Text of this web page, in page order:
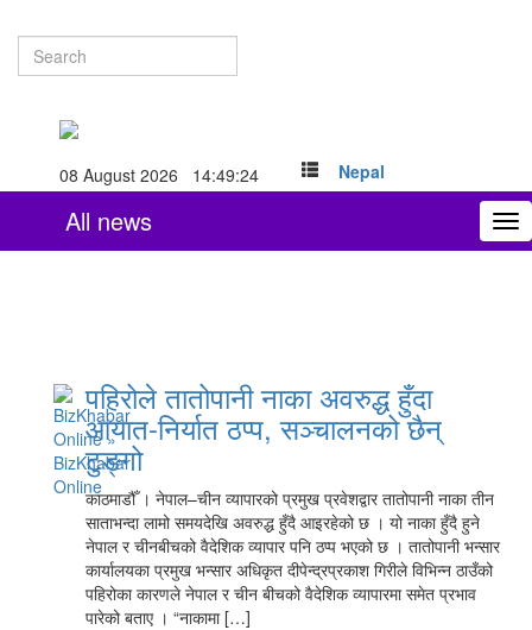
08 August 2026 14:49:25 Nepal
All news
पहिरोले तातोपानी नाका अवरुद्ध हुँदा
आयात-निर्यात ठप्प, सञ्चालनको छैन्
टुङ्गो
काठमाडौँ । नेपाल–चीन व्यापारको प्रमुख प्रवेशद्वार तातोपानी नाका तीन
साताभन्दा लामो समयदेखि अवरुद्ध हुँदै आइरहेको छ । यो नाका हुँदै हुने
नेपाल र चीनबीचको वैदेशिक व्यापार पनि ठप्प भएको छ । तातोपानी भन्सार
कार्यालयका प्रमुख भन्सार अधिकृत दीपेन्द्रप्रकाश गिरीले विभिन्न ठाउँको
पहिरोका कारणले नेपाल र चीन बीचको वैदेशिक व्यापारमा समेत प्रभाव
पारेको बताए । “नाकामा […]